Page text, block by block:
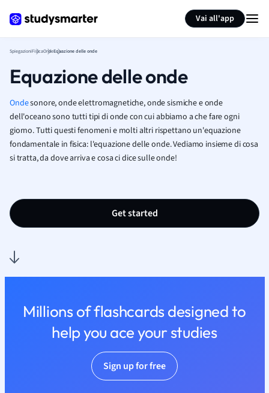
Vai all'app
SpiegazioniFisicaOndeEquazione delle onde
Equazione delle onde
Ondesonore, onde elettromagnetiche, onde sismiche e onde
dell'oceano sono tutti tipi di onde con cui abbiamo a che fare ogni
giorno. Tutti questi fenomeni e molti altri rispettano un'equazione
fondamentale in fisica: l'equazione delle onde. Vediamo insieme di cosa
si tratta, da dove arriva e cosa ci dice sulle onde!
Get started
Millions of flashcards designed to
help you ace your studies
Sign up for free
Summarize page